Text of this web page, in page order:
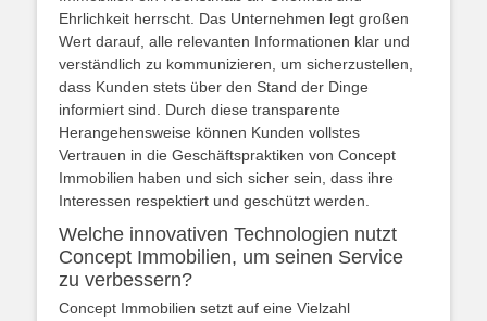
Ehrlichkeit herrscht. Das Unternehmen legt großen
Wert darauf, alle relevanten Informationen klar und
verständlich zu kommunizieren, um sicherzustellen,
dass Kunden stets über den Stand der Dinge
informiert sind. Durch diese transparente
Herangehensweise können Kunden vollstes
Vertrauen in die Geschäftspraktiken von Concept
Immobilien haben und sich sicher sein, dass ihre
Interessen respektiert und geschützt werden.
Welche innovativen Technologien nutzt
Concept Immobilien, um seinen Service
zu verbessern?
Concept Immobilien setzt auf eine Vielzahl